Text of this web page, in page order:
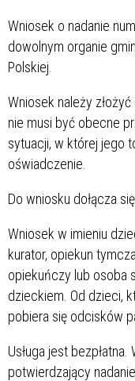
Wniosek o nadanie
dowolnym organie
Polskiej.
Wniosek należy
nie musi być obecne
sytuacji, w której jego
oświadczenie.
Do wniosku dołącza
Wniosek w imieniu
kurator, opiekun
opiekuńczy lub osoba
dzieckiem. Od dzieci,
pobiera się odcisków
Usługa jest
potwierdzający nadanie